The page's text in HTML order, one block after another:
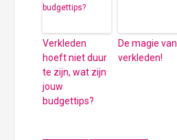
Verkleden
hoeft niet duur
te zijn, wat zijn
jouw
budgettips?
De magie van
verkleden!